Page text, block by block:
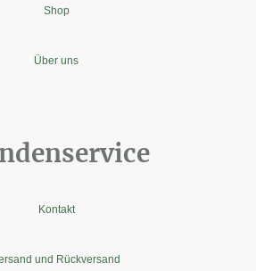
Shop
Über uns
Kontakt
und Rückversand